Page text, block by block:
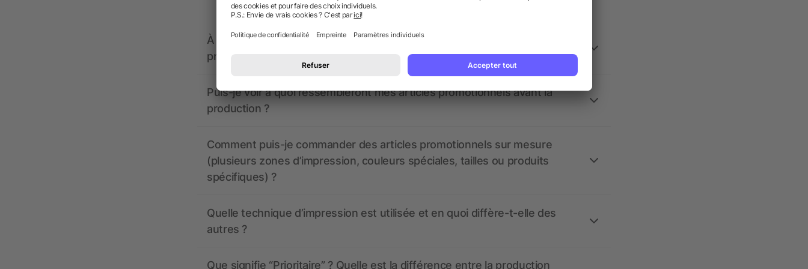
À quoi doivent ressembler les données d’impression ? allbranded
propose-t-il un service pour les créer ?
Puis-je voir à quoi ressembleront mes articles promotionnels avant la
production ?
Comment puis-je commander des articles promotionnels sur mesure
(plusieurs zones d’impression, couleurs spéciales, tailles ou produits
spécifiques) ?
Quelle technique d’impression est utilisée et en quoi diffère-t-elle des
autres ?
Que signifie “Prioritaire” ? Quelle est la différence entre la production